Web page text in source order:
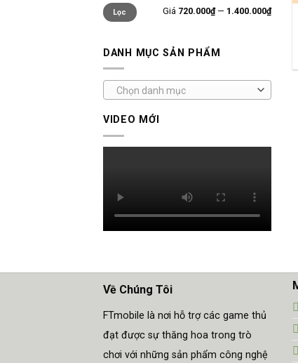
Giá
thấp
nhất
Giá
cao
nhất
Lọc Giá 720.000₫— 1.400.000₫
DANH MỤC SẢN PHẨM
Chọn danh mục
VIDEO MỚI
Về Chúng Tôi
FTmobile là nơi hỗ trợ các game thủ
đạt được sự thăng hoa trong trò
chơi với những sản phẩm công nghệ